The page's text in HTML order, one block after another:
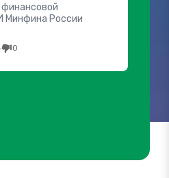
Минфина России
0